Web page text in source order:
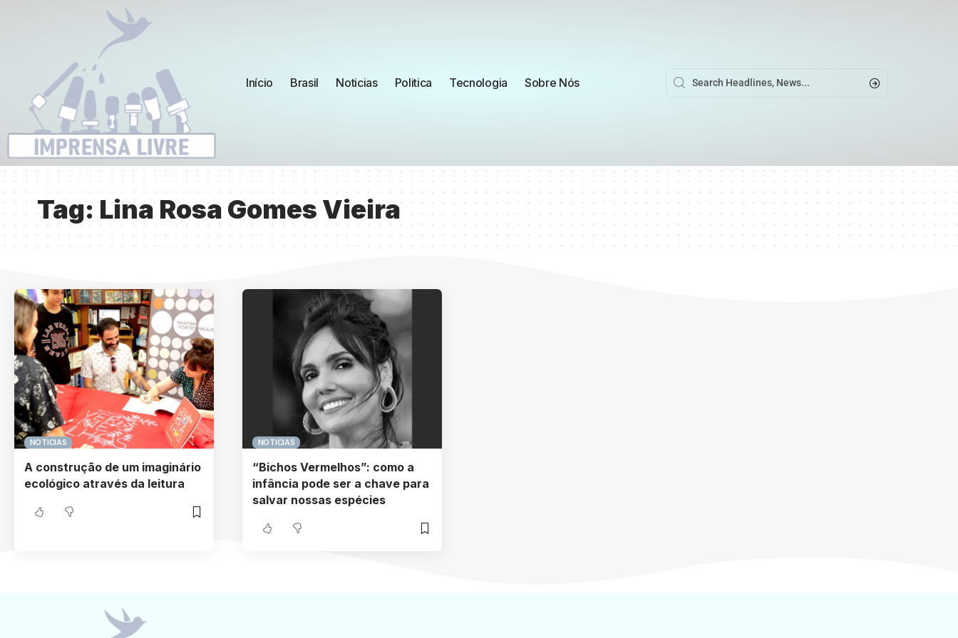
Início Brasil Noticias Politica Tecnologia Sobre Nós
Tag: Lina Rosa Gomes Vieira
NOTICIAS
A construção de um imaginário
ecológico através da leitura
NOTICIAS
“Bichos Vermelhos”: como a
infância pode ser a chave para
salvar nossas espécies